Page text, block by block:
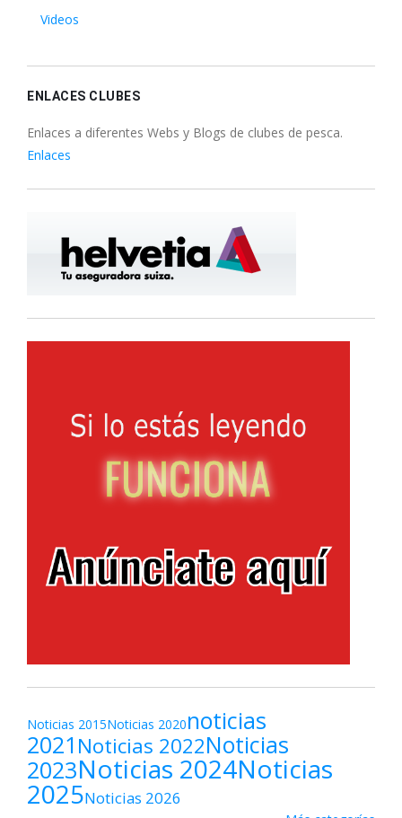
Videos
ENLACES CLUBES
Enlaces a diferentes Webs y Blogs de clubes de pesca.
Enlaces
Noticias 2015Noticias 2020noticias
2021Noticias 2022Noticias
2023Noticias 2024Noticias
2025Noticias 2026